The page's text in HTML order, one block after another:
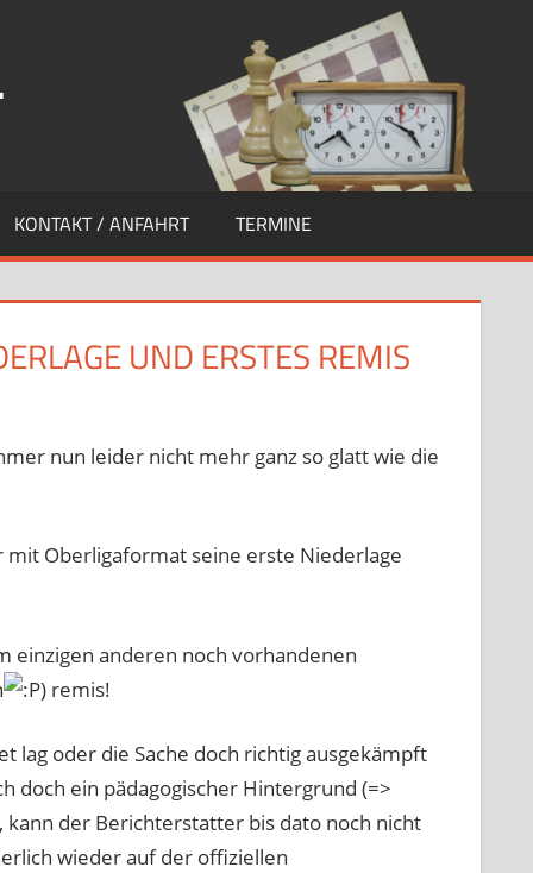
KONTAKT / ANFAHRT TERMINE
UND ERSTES REMIS
nun leider nicht mehr ganz so glatt wie die
Oberligaformat seine erste Niederlage
einzigen anderen noch vorhandenen
) remis!
lag oder die Sache doch richtig ausgekämpft
doch ein pädagogischer Hintergrund (=>
kann der Berichterstatter bis dato noch nicht
wieder auf der offiziellen